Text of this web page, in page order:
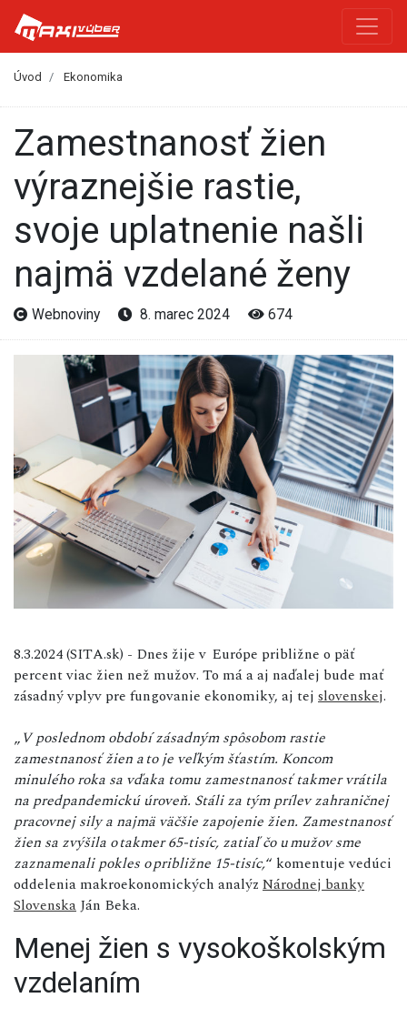
Úvod Ekonomika
Zamestnanosť žien
výraznejšie rastie,
svoje uplatnenie našli
najmä vzdelané ženy
Webnoviny 8. marec 2024 674
8.3.2024 (SITA.sk) - Dnes žije v Európe približne o päť
percent viac žien než mužov. To má a aj naďalej bude mať
zásadný vplyv pre fungovanie ekonomiky, aj tej slovenskej.
„V poslednom období zásadným spôsobom rastie
zamestnanosť žien a to je veľkým šťastím. Koncom
minulého roka sa vďaka tomu zamestnanosť takmer vrátila
na predpandemickú úroveň. Stáli za tým prílev zahraničnej
pracovnej sily a najmä väčšie zapojenie žien. Zamestnanosť
žien sa zvýšila o takmer 65-tisíc, zatiaľ čo u mužov sme
zaznamenali pokles o približne 15-tisíc,“ komentuje vedúci
oddelenia makroekonomických analýz Národnej banky
Slovenska Ján Beka.
Menej žien s vysokoškolským
vzdelaním